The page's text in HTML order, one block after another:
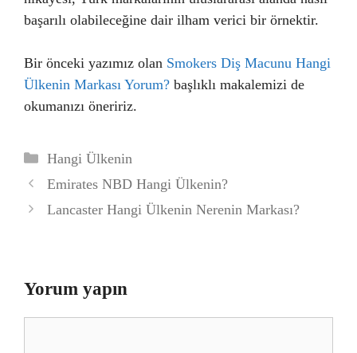
başarılı olabileceğine dair ilham verici bir örnektir.
Bir önceki yazımız olan Smokers Diş Macunu Hangi
Ülkenin Markası Yorum? başlıklı makalemizi de
okumanızı öneririz.
Kategoriler
Hangi Ülkenin
Emirates NBD Hangi Ülkenin?
Lancaster Hangi Ülkenin Nerenin Markası?
Yorum yapın